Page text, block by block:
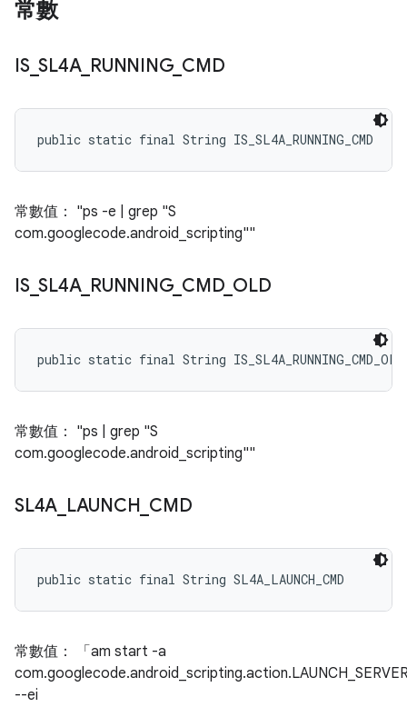
常數
IS_SL4A_ RUNNING_ CMD
public static final String IS_SL4A_RUNNING_CMD
常數值： "ps -e | grep "S
com.googlecode.android_scripting""
IS_SL4A_ RUNNING_ CMD_ OLD
public static final String IS_SL4A_RUNNING_CMD_OLD
常數值： "ps | grep "S
com.googlecode.android_scripting""
SL4A LAUNCH CMD
public static final String SL4A_LAUNCH_CMD
常數值： 「am start -a
--ei